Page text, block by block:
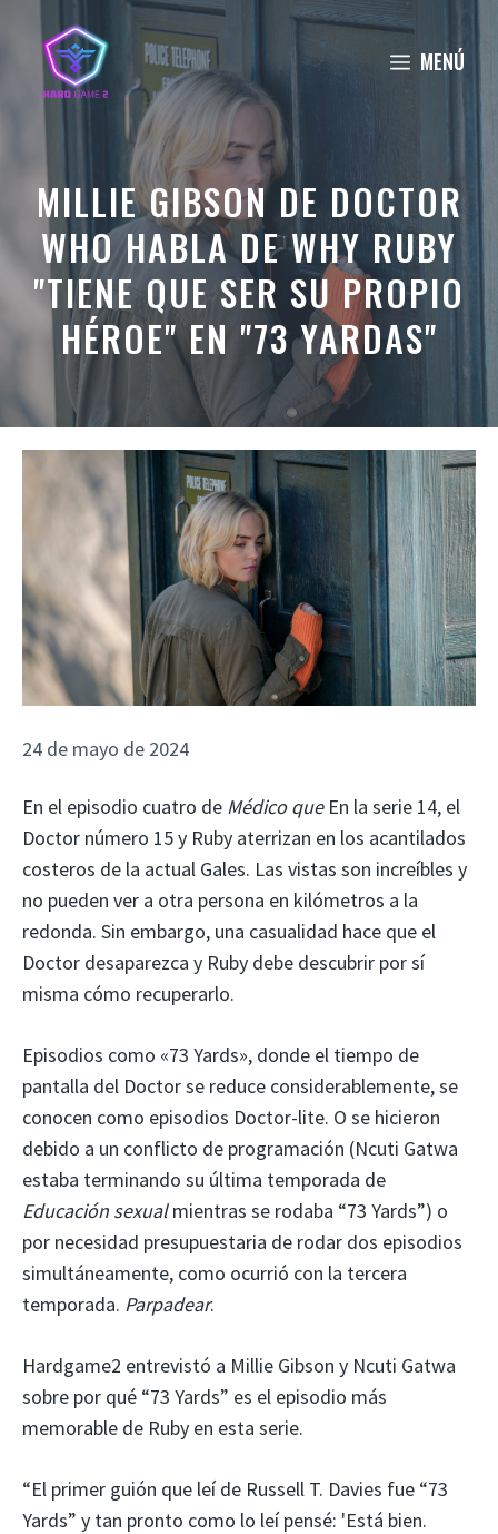
contenido
MENÚ
MILLIE GIBSON DE DOCTOR
WHO HABLA DE WHY RUBY
"TIENE QUE SER SU PROPIO
HÉROE" EN "73 YARDAS"
24 de mayo de 2024
En el episodio cuatro de Médico queEn la serie 14, el
Doctor número 15 y Ruby aterrizan en los acantilados
costeros de la actual Gales. Las vistas son increíbles y
no pueden ver a otra persona en kilómetros a la
redonda. Sin embargo, una casualidad hace que el
Doctor desaparezca y Ruby debe descubrir por sí
misma cómo recuperarlo.
Episodios como «73 Yards», donde el tiempo de
pantalla del Doctor se reduce considerablemente, se
conocen como episodios Doctor-lite. O se hicieron
debido a un conflicto de programación (Ncuti Gatwa
estaba terminando su última temporada de
Educación sexualmientras se rodaba “73 Yards”) o
por necesidad presupuestaria de rodar dos episodios
simultáneamente, como ocurrió con la tercera
temporada. Parpadear.
Hardgame2 entrevistó a Millie Gibson y Ncuti Gatwa
sobre por qué “73 Yards” es el episodio más
memorable de Ruby en esta serie.
“El primer guión que leí de Russell T. Davies fue “73
Yards” y tan pronto como lo leí pensé: 'Está bien.